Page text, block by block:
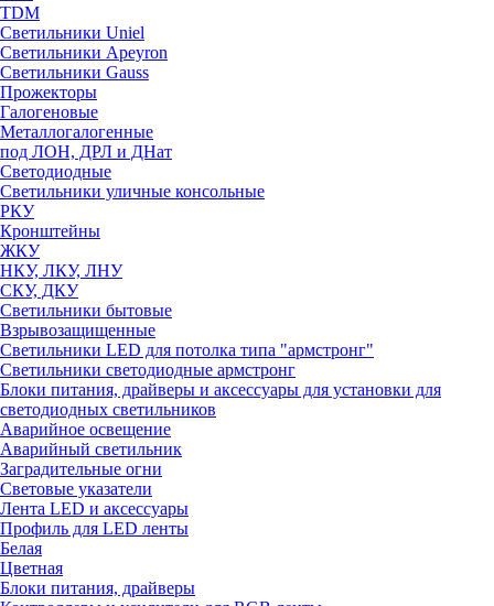
TDM
Светильники Uniel
Светильники Apeyron
Светильники Gauss
Прожекторы
Галогеновые
Металлогалогенные
под ЛОН, ДРЛ и ДНат
Светодиодные
Светильники уличные консольные
РКУ
Кронштейны
ЖКУ
НКУ, ЛКУ, ЛНУ
СКУ, ДКУ
Светильники бытовые
Взрывозащищенные
Светильники LED для потолка типа "армстронг"
Светильники светодиодные армстронг
Блоки питания, драйверы и аксессуары для установки для
светодиодных светильников
Аварийное освещение
Аварийный светильник
Заградительные огни
Световые указатели
Лента LED и аксессуары
Профиль для LED ленты
Белая
Цветная
Блоки питания, драйверы